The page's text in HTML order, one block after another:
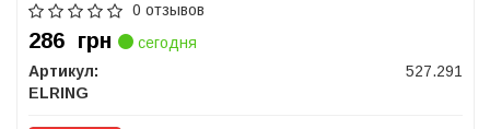
0 отзывов
286 грн
сегодня
Артикул:
527.291
ELRING